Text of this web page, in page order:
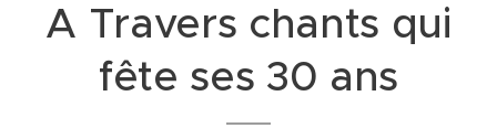
A Travers chants qui
fête ses 30 ans